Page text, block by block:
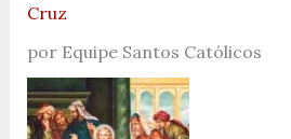
Cruz
por Equipe Santos Católicos